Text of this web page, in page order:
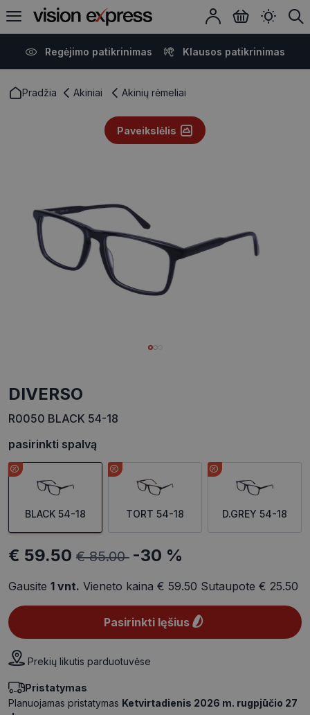
Regėjimo patikrinimas Klausos patikrinimas
Pradžia Akiniai Akinių rėmeliai
Paveikslėlis
DIVERSO
R0050 BLACK 54-18
pasirinkti spalvą
BLACK 54-18 TORT 54-18 D.GREY 54-18
€ 59.50 € 85.00 -30 %
Gausite 1 vnt. Vieneto kaina € 59.50 Sutaupote € 25.50
Pasirinkti lęšius
Prekių likutis parduotuvėse
Pristatymas
Planuojamas pristatymas Ketvirtadienis 2026 m. rugpjūčio 27